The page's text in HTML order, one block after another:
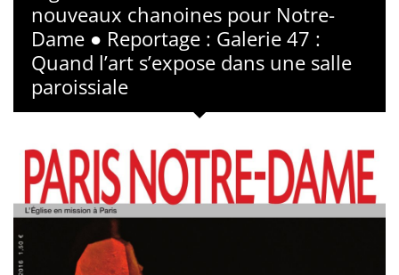
nouveaux chanoines pour Notre-
Dame ● Reportage : Galerie 47 :
Quand l’art s’expose dans une salle
paroissiale